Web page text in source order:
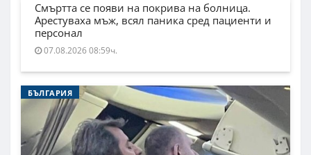
Смъртта се появи на покрива на болница.
Арестуваха мъж, всял паника сред пациенти и
персонал
07.08.2026 08:59ч.
БЪЛГАРИЯ